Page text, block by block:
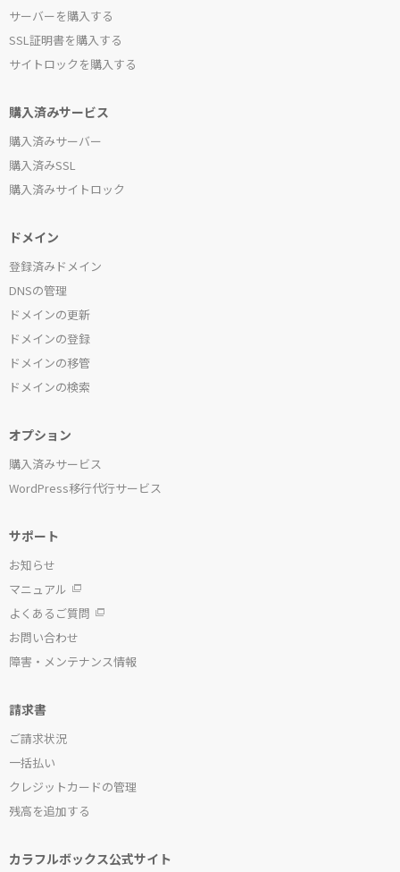
サーバーを購入する
SSL証明書を購入する
サイトロックを購入する
購入済みサービス
購入済みサーバー
購入済みSSL
購入済みサイトロック
ドメイン
登録済みドメイン
DNSの管理
ドメインの更新
ドメインの登録
ドメインの移管
ドメインの検索
オプション
購入済みサービス
WordPress移行代行サービス
サポート
お知らせ
マニュアル
よくあるご質問
お問い合わせ
障害・メンテナンス情報
請求書
ご請求状況
一括払い
クレジットカードの管理
残高を追加する
カラフルボックス公式サイト